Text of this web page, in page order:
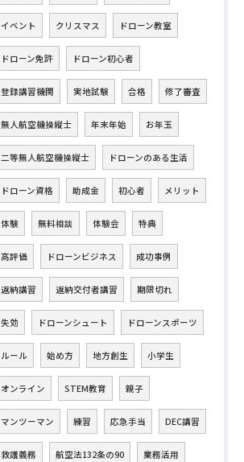
イベント クリスマス ドローン教室
ドローン免許 ドローン初心者
登録講習機関 実地試験 合格 修了審査
無人航空機操縦士 年末年始 お年玉
二等無人航空機操縦士 ドローンのある生活
ドローン資格 助成金 初心者 メリット
体験 無料相談 体験会 特典
高評価 ドローンビジネス 成功事例
返納講習 返納交付者講習 期限切れ
失効 ドローンシュート ドローンスポーツ
ルール 始め方 地方創生 小学生
オンライン STEM教育 親子
マンツーマン 練習 応急手当 DEC講習
救護義務 航空法132条の90 業務活用